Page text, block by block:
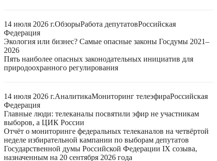
14 июля 2026 г.ОбзорыРабота депутатовРоссийская
Федерация
Экология или бизнес? Самые опасные законы Госдумы 2021–
2026
Пять наиболее опасных законодательных инициатив для
природоохранного регулирования
14 июля 2026 г.АналитикаМониторинг телеэфираРоссийская
Федерация
Главные люди: телеканалы посвятили эфир не участникам
выборов, а ЦИК России
Отчёт о мониторинге федеральных телеканалов на четвёртой
неделе избирательной кампании по выборам депутатов
Государственной думы Российской Федерации IX созыва,
назначенным на 20 сентября 2026 года